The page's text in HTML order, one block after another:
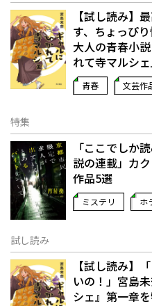
【試し読み】
す、ちょっぴ
大人の青春小
れて寺マルシ
青春 文芸作
特集
「ここでしか
説の連載」――
作品5選
ミステリ ホ
試し読み
【試し読み】
いの！」宮島
シェ』第一章